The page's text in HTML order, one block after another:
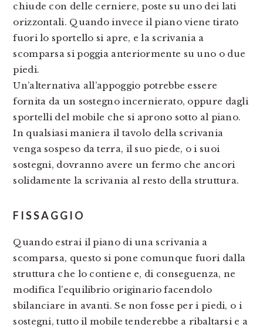
chiude con delle cerniere, poste su uno dei lati
orizzontali. Quando invece il piano viene tirato
fuori lo sportello si apre, e la scrivania a
scomparsa si poggia anteriormente su uno o due
piedi.
Un’alternativa all’appoggio potrebbe essere
fornita da un sostegno incernierato, oppure dagli
sportelli del mobile che si aprono sotto al piano.
In qualsiasi maniera il tavolo della scrivania
venga sospeso da terra, il suo piede, o i suoi
sostegni, dovranno avere un fermo che ancori
solidamente la scrivania al resto della struttura.
FISSAGGIO
Quando estrai il piano di una scrivania a
scomparsa, questo si pone comunque fuori dalla
struttura che lo contiene e, di conseguenza, ne
modifica l’equilibrio originario facendolo
sbilanciare in avanti. Se non fosse per i piedi, o i
sostegni, tutto il mobile tenderebbe a ribaltarsi e a